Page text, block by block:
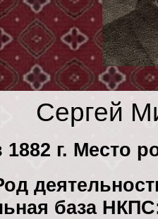
Сергей
г. Место
база